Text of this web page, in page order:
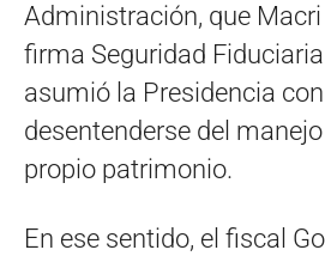
Administración, que
firma Seguridad
asumió la Presidencia
desentenderse del
propio patrimonio.
En ese sentido, el fiscal